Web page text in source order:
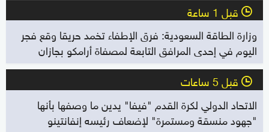
l قبل 1 ساعة
وزارة الطاقة السعودية: فرق الإطفاء تخمد حريقا وقع فجر
اليوم في إحدى المرافق التابعة لمصفاة أرامكو بجازان
l قبل 5 ساعات
الاتحاد الدولي لكرة القدم "فيفا" يدين ما وصفها بأنها
"جهود منسقة ومستمرة" لإضعاف رئيسه إنفانتينو